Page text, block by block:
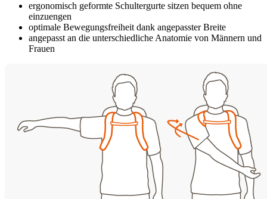
ergonomisch geformte Schultergurte sitzen bequem ohne
einzuengen
optimale Bewegungsfreiheit dank angepasster Breite
angepasst an die unterschiedliche Anatomie von Männern und
Frauen